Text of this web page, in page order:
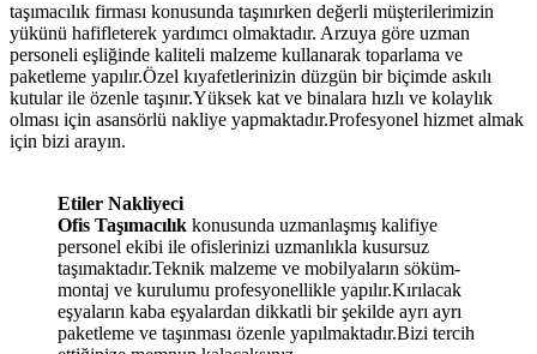
taşımacılık firması konusunda taşınırken değerli müşterilerimizin
yükünü hafifleterek yardımcı olmaktadır. Arzuya göre uzman
personeli eşliğinde kaliteli malzeme kullanarak toparlama ve
paketleme yapılır.Özel kıyafetlerinizin düzgün bir biçimde askılı
kutular ile özenle taşınır.Yüksek kat ve binalara hızlı ve kolaylık
olması için asansörlü nakliye yapmaktadır.Profesyonel hizmet almak
için bizi arayın.
Etiler Nakliyeci
Ofis Taşımacılık konusunda uzmanlaşmış kalifiye
personel ekibi ile ofislerinizi uzmanlıkla kusursuz
taşımaktadır.Teknik malzeme ve mobilyaların söküm-
montaj ve kurulumu profesyonellikle yapılır.Kırılacak
eşyaların kaba eşyalardan dikkatli bir şekilde ayrı ayrı
paketleme ve taşınması özenle yapılmaktadır.Bizi tercih